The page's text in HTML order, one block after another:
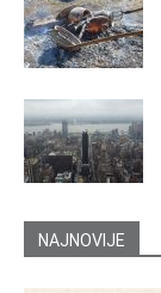
NAJNOVIJE